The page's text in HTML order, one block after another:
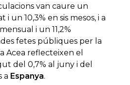
van caure un
i un 10,3% en sis mesos, i a
i un 11,2%
fetes públiques per la
Acea reflecteixen el
del 0,7% al juny i del
a Espanya.